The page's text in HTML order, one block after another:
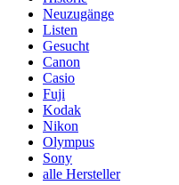
Neuzugänge
Listen
Gesucht
Canon
Casio
Fuji
Kodak
Nikon
Olympus
Sony
alle Hersteller